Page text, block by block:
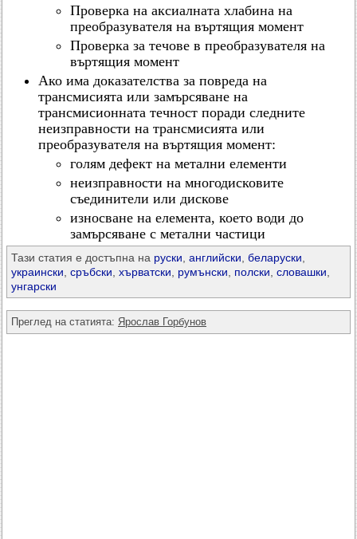
Проверка на аксиалната хлабина на
преобразувателя на въртящия момент
Проверка за течове в преобразувателя на
въртящия момент
Ако има доказателства за повреда на
трансмисията или замърсяване на
трансмисионната течност поради следните
неизправности на трансмисията или
преобразувателя на въртящия момент:
голям дефект на метални елементи
неизправности на многодисковите
съединители или дискове
износване на елемента, което води до
замърсяване с метални частици
Тази статия е достъпна на руски английски беларуски
украински сръбски хърватски румънски полски словашки
унгарски
Преглед на статията: Ярослав Горбунов